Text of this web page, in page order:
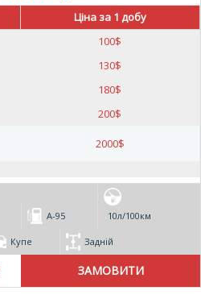
Ціна за 1 добу
100$
130$
180$
200$
2000$
А-95 10л/100км
Купе Задній